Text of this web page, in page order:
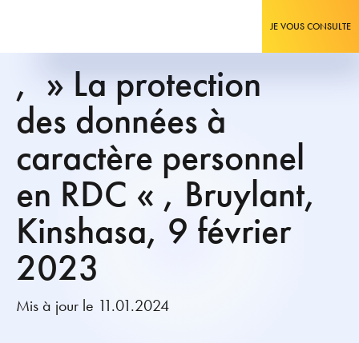
JE VOUS CONSULTE
, » La protection
des données à
caractère personnel
en RDC « , Bruylant,
Kinshasa, 9 février
2023
Mis à jour le 11.01.2024